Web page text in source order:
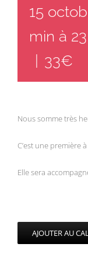
15
min à
33€
Nous somme très
C’est une première
Elle sera
AJOUTER AU